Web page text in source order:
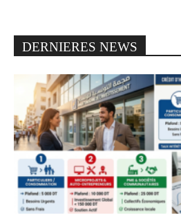
DERNIERES NEWS